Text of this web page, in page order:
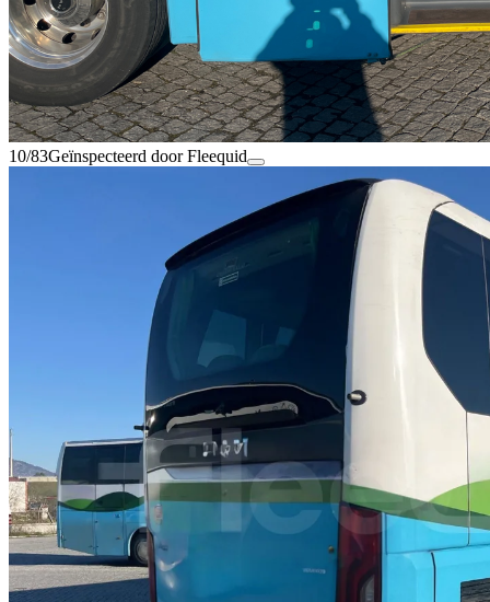
10/83Geïnspecteerd door Fleequid